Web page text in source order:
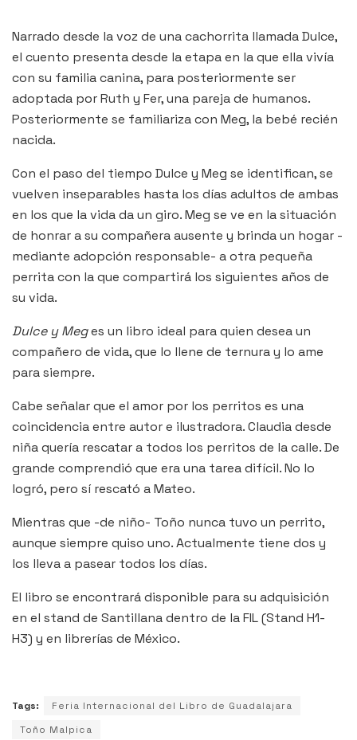
Narrado desde la voz de una cachorrita llamada Dulce,
el cuento presenta desde la etapa en la que ella vivía
con su familia canina, para posteriormente ser
adoptada por Ruth y Fer, una pareja de humanos.
Posteriormente se familiariza con Meg, la bebé recién
nacida.
Con el paso del tiempo Dulce y Meg se identifican, se
vuelven inseparables hasta los días adultos de ambas
en los que la vida da un giro. Meg se ve en la situación
de honrar a su compañera ausente y brinda un hogar -
mediante adopción responsable- a otra pequeña
perrita con la que compartirá los siguientes años de
su vida.
Dulce y Meges un libro ideal para quien desea un
compañero de vida, que lo llene de ternura y lo ame
para siempre.
Cabe señalar que el amor por los perritos es una
coincidencia entre autor e ilustradora. Claudia desde
niña quería rescatar a todos los perritos de la calle. De
grande comprendió que era una tarea difícil. No lo
logró, pero sí rescató a Mateo.
Mientras que -de niño- Toño nunca tuvo un perrito,
aunque siempre quiso uno. Actualmente tiene dos y
los lleva a pasear todos los días.
El libro se encontrará disponible para su adquisición
en el stand de Santillana dentro de la FIL (Stand H1-
H3) y en librerías de México.
Tags:
Feria Internacional del Libro de Guadalajara
Toño Malpica